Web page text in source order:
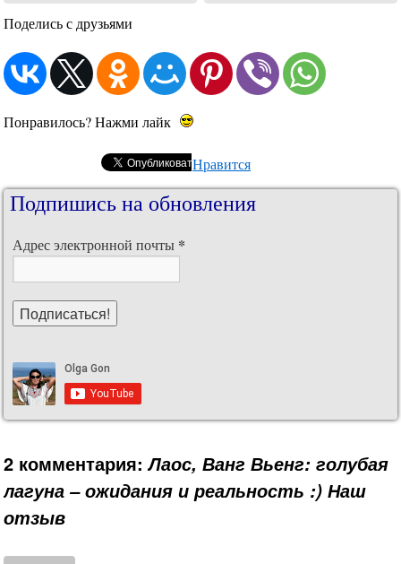
Поделись с друзьями
Понравилось? Нажми лайк
Нравится
Подпишись на обновления
Адрес электронной почты *
2 комментария:Лаос, Ванг Вьенг: голубая
лагуна – ожидания и реальность :) Наш
отзыв